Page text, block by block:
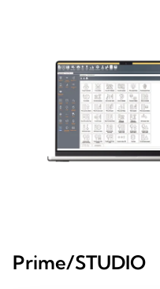
Prime/STUDIO